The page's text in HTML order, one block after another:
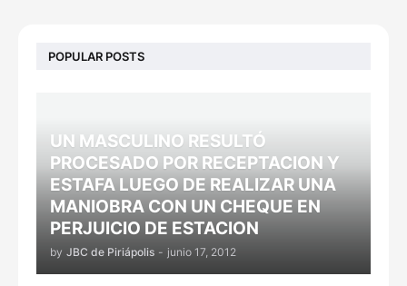
POPULAR POSTS
UN MASCULINO RESULTÓ
PROCESADO POR RECEPTACION Y
ESTAFA LUEGO DE REALIZAR UNA
MANIOBRA CON UN CHEQUE EN
PERJUICIO DE ESTACION
by JBC de Piriápolis - junio 17, 2012